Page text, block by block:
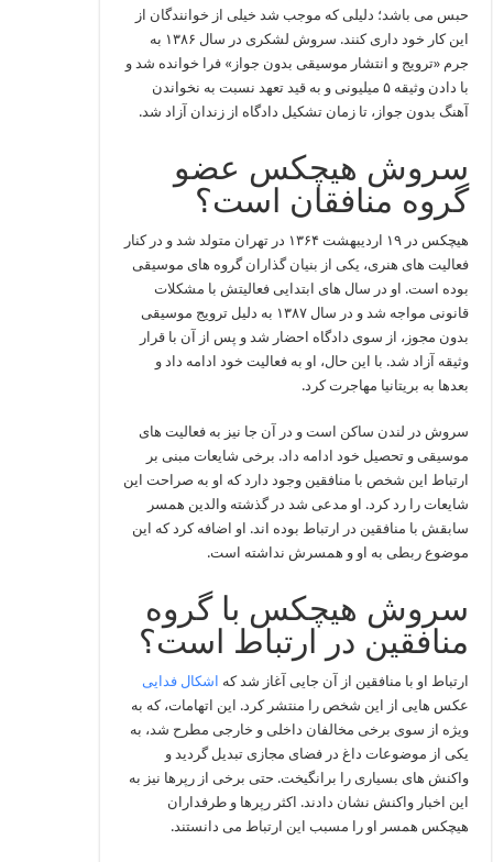
حبس می باشد؛ دلیلی که موجب شد خیلی از خوانندگان از
این کار خود داری کنند. سروش لشکری در سال ۱۳۸۶ به
جرم «ترویج و انتشار موسیقی بدون جواز» فرا خوانده‌ شد و
با دادن وثیقه ۵ میلیونی و به قید تعهد نسبت به نخواندن
آهنگ بدون جواز، تا زمان تشکیل دادگاه از زندان آزاد شد.
سروش هیچکس عضو
گروه منافقان است؟
هیچکس در ۱۹ اردیبهشت ۱۳۶۴ در تهران متولد شد و در کنار
فعالیت‌ های هنری، یکی از بنیان‌ گذاران گروه‌ های موسیقی
بوده است. او در سال‌ های ابتدایی فعالیتش با مشکلات
قانونی مواجه شد و در سال ۱۳۸۷ به‌ دلیل ترویج موسیقی
بدون مجوز، از سوی دادگاه احضار شد و پس از آن با قرار
وثیقه آزاد شد. با این حال، او به فعالیت خود ادامه داد و
بعدها به بریتانیا مهاجرت کرد.
سروش در لندن ساکن است و در آن جا نیز به فعالیت‌ های
موسیقی و تحصیل خود ادامه داد. برخی شایعات مبنی بر
ارتباط این شخص با منافقین وجود دارد که او به صراحت این
شایعات را رد کرد. او مدعی شد در گذشته والدین همسر
سابقش با منافقین در ارتباط بوده اند. او اضافه کرد که این
موضوع ربطی به او و همسرش نداشته است.
سروش هیچکس با گروه
منافقین در ارتباط است؟
ارتباط او با منافقین از آن جایی آغاز شد که اشکال فدایی
عکس هایی از این شخص را منتشر کرد. این اتهامات، که به‌
ویژه از سوی برخی مخالفان داخلی و خارجی مطرح شد، به
یکی از موضوعات داغ در فضای مجازی تبدیل گردید و
واکنش‌ های بسیاری را برانگیخت. حتی برخی از رپرها نیز به
این اخبار واکنش نشان دادند. اکثر رپرها و طرفداران
هیچکس همسر او را مسبب این ارتباط می دانستند.